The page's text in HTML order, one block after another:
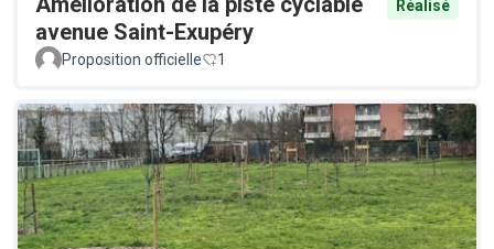
avenue Saint-Exupéry
Réalisé
Proposition officielle 1